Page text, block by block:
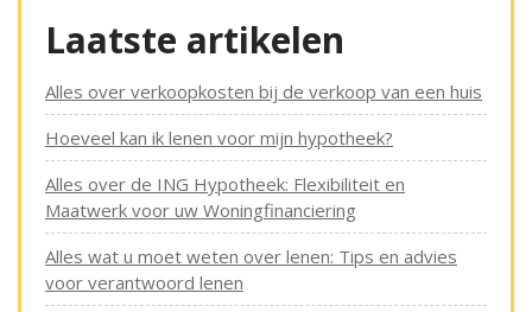
Laatste artikelen
Alles over verkoopkosten bij de verkoop van een huis
Hoeveel kan ik lenen voor mijn hypotheek?
Alles over de ING Hypotheek: Flexibiliteit en
Maatwerk voor uw Woningfinanciering
Alles wat u moet weten over lenen: Tips en advies
voor verantwoord lenen